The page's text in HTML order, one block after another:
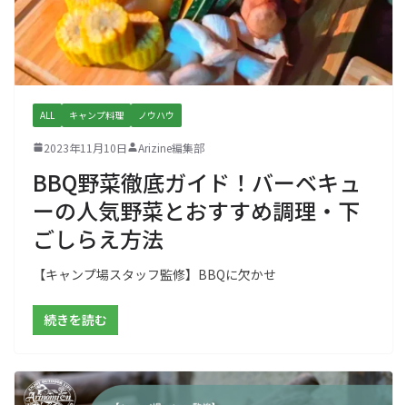
ALL キャンプ料理 ノウハウ
2023年11月10日 Arizine編集部
BBQ野菜徹底ガイド！バーベキュ
ーの人気野菜とおすすめ調理・下
ごしらえ方法
【キャンプ場スタッフ監修】BBQに欠かせ
続きを読む